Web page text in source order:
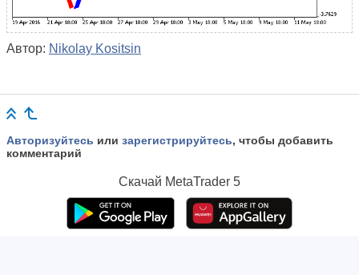
Автор: Nikolay Kositsin
Авторизуйтесь или зарегистрируйтесь, чтобы добавить
комментарий
Скачай MetaTrader 5